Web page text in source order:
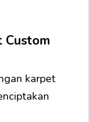
Custom
karpet